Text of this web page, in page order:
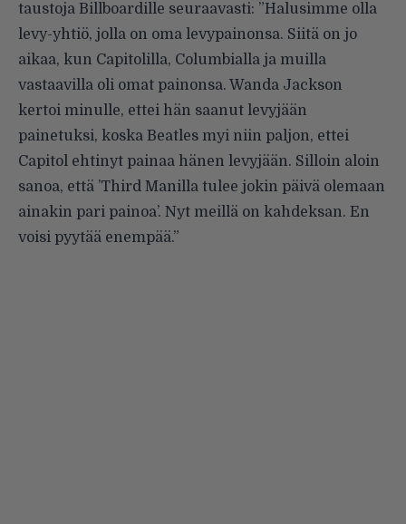
taustoja Billboardille seuraavasti: ”Halusimme olla
levy-yhtiö, jolla on oma levypainonsa. Siitä on jo
aikaa, kun Capitolilla, Columbialla ja muilla
vastaavilla oli omat painonsa. Wanda Jackson
kertoi minulle, ettei hän saanut levyjään
painetuksi, koska Beatles myi niin paljon, ettei
Capitol ehtinyt painaa hänen levyjään. Silloin aloin
sanoa, että ’Third Manilla tulee jokin päivä olemaan
ainakin pari painoa’. Nyt meillä on kahdeksan. En
voisi pyytää enempää.”